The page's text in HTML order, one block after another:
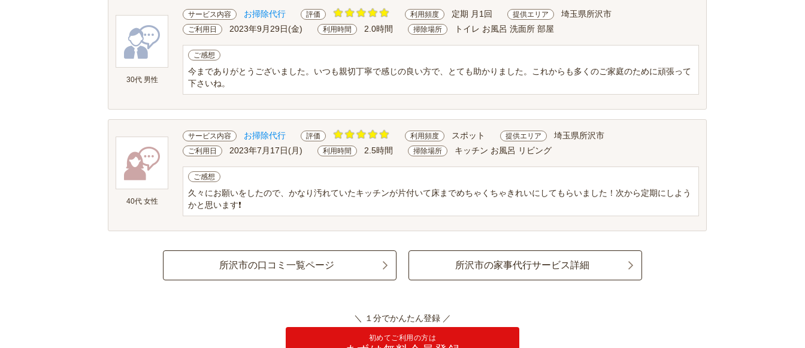
30代 男性
サービス内容 お掃除代行 評価 利用頻度 定期 月1回 提供エリア 埼玉県所沢市
ご利用日 2023年9月29日(金) 利用時間 2.0時間 掃除場所 トイレ お風呂 洗面所 部屋
ご感想
今までありがとうございました。いつも親切丁寧で感じの良い方で、とても助かりました。これからも多くのご家庭のために頑張って
下さいね。
40代 女性
サービス内容 お掃除代行 評価 利用頻度 スポット 提供エリア 埼玉県所沢市
ご利用日 2023年7月17日(月) 利用時間 2.5時間 掃除場所 キッチン お風呂 リビング
ご感想
久々にお願いをしたので、かなり汚れていたキッチンが片付いて床までめちゃくちゃきれいにしてもらいました！次から定期にしよう
かと思います❗
所沢市の口コミ一覧ページ 所沢市の家事代行サービス詳細
＼ １分でかんたん登録 ／
初めてご利用の方は